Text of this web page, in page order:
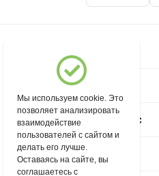
Магазин "Северный"
Покупательский сервис
Контакты
Мы используем cookie. Это
позволяет анализировать
взаимодействие
пользователей с сайтом и
делать его лучше.
Оставаясь на сайте, вы
соглашаетесь с